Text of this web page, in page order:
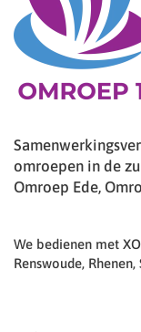
omroepen in de
Omroep Ede,
We bedienen met
Renswoude,